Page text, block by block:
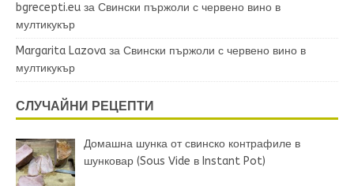
bgrecepti.eu за Свински пържоли с червено вино в
мултикукър
Margarita Lazova за Свински пържоли с червено вино в
мултикукър
СЛУЧАЙНИ РЕЦЕПТИ
Домашна шунка от свинско контрафиле в
шунковар (Sous Vide в Instant Pot)